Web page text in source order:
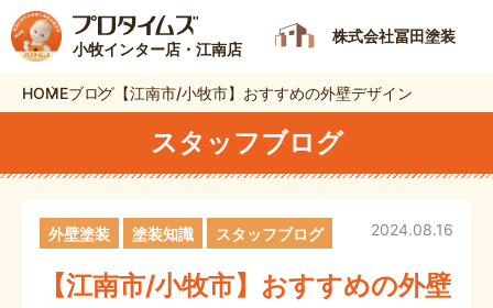
小牧インター店・江南店
株式会社冨田塗装
HOMEブログ 【江南市/小牧市】おすすめの外壁デザイン
スタッフブログ
【江南市/小牧市】おすすめの外壁
2024.08.16
外壁塗装 塗装知識 スタッフブログ